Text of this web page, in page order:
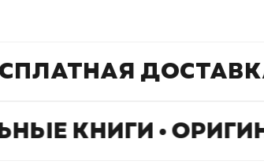
КНИГИ •
Book Hunter © 2026